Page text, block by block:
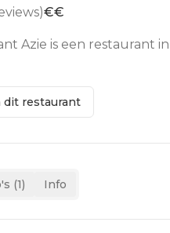
€€
Azie is een restaurant
dit restaurant
(1) Info